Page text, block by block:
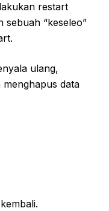
restart
“keseleo”
ulang,
data